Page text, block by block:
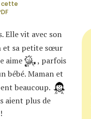
cette
Elle vit avec son
et sa petite sœur
aime
, parfois
bébé. Maman et
beaucoup.
aient plus de